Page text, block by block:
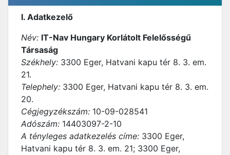
I. Adatkezelő
Név: IT-Nav Hungary Korlátolt Felelősségű
Társaság
Székhely: 3300 Eger, Hatvani kapu tér 8. 3. em.
21.
Telephely: 3300 Eger, Hatvani kapu tér 8. 3. em.
20.
Cégjegyzékszám: 10-09-028541
Adószám: 14403097-2-10
A tényleges adatkezelés címe: 3300 Eger,
Hatvani kapu tér 8. 3. em. 21; 3300 Eger,